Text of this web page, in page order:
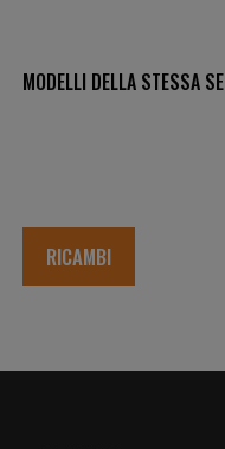
MODELLI DELLA STESSA
RICAMBI